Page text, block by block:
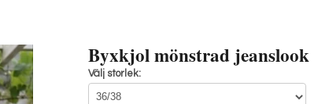
Byxkjol mönstrad jeanslook
Välj storlek: